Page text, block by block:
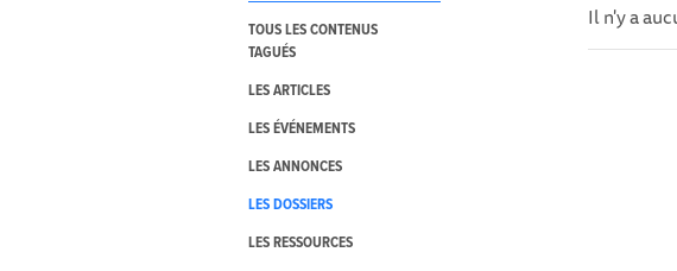
TOUS LES CONTENUS
TAGUÉS
LES ARTICLES
LES ÉVÉNEMENTS
LES ANNONCES
LES DOSSIERS
LES RESSOURCES
Il n'y a